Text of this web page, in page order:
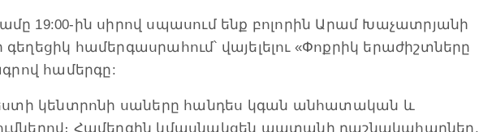
19:00-ին սիրով սպասում ենք բոլորին Արամ Խաչատրյանի
համերգասրահում՝ վայելելու «Փոքրիկ երաժիշտները
համերգը:
կենտրոնի սաները հանդես կգան անհատական և
Համերգին կմասնակցեն պատանի դաշնակահարներ,